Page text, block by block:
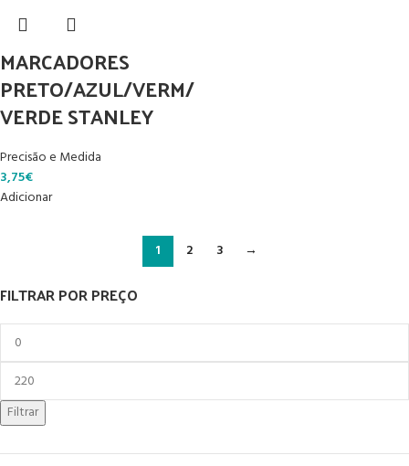
FILTRAR POR PREÇO
Filtrar
MARCADORES
PRETO/AZUL/VERM/
VERDE STANLEY
Precisão e Medida
3,75€
Adicionar
1 2 3 →